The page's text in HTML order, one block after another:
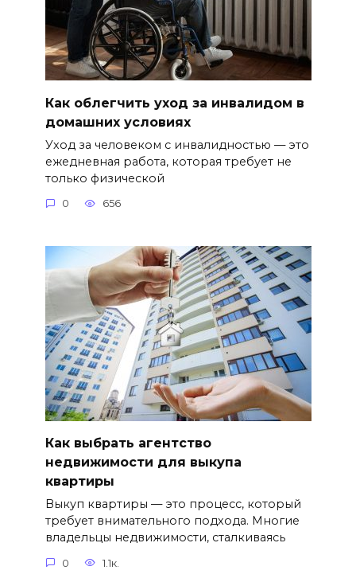
Как облегчить уход за инвалидом в
домашних условиях
Уход за человеком с инвалидностью — это
ежедневная работа, которая требует не
только физической
0 656
Как выбрать агентство
недвижимости для выкупа
квартиры
Выкуп квартиры — это процесс, который
требует внимательного подхода. Многие
владельцы недвижимости, сталкиваясь
0 1.1к.